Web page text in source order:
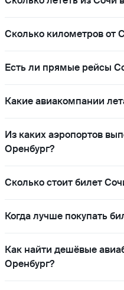
Сколько километров от
Есть ли прямые рейсы
Какие авиакомпании
Из каких аэропортов
Оренбург?
Сколько стоит билет
Когда лучше покупать
Как найти дешёвые
Оренбург?